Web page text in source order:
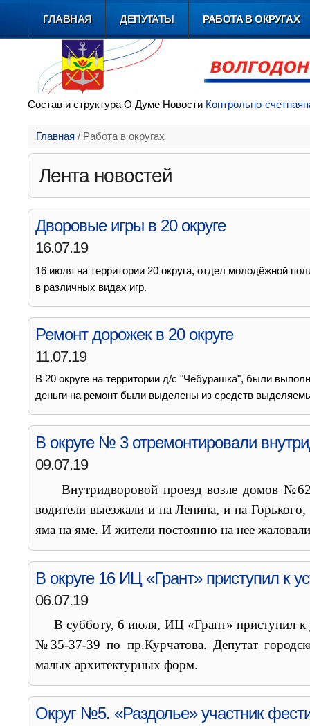
ГЛАВНАЯ ДЕПУТАТЫ РАБОТА В ОКРУГАХ
Состав и структура О Думе Новости Контрольно-счетная
Главная / Работа в округах
Лента новостей
Дворовые игры в 20 округе
16.07.19
16 июля на территории 20 округа, отдел молодёжной
в различных видах игр.
Ремонт дорожек в 20 округе
11.07.19
В 20 округе на территории д/с "Чебурашка", были
деньги на ремонт были выделены из средств
В округе № 3 отремонтировали
09.07.19
Внутридворовой проезд возле домов №62
водители выезжали и на Ленина, и на
яма на яме. И жители постоянно на нее
В округе 16 ИЦ «Грант» приступил к
06.07.19
В субботу, 6 июля, ИЦ «Грант» приступил к
№35-37-39 по пр.Курчатова. Депутат
малых архитектурных форм.
Округ №5. «Раздолье» участник